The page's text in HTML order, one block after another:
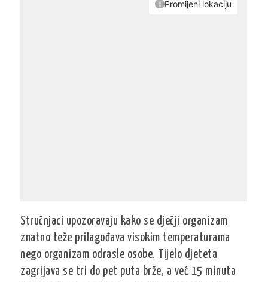
Stručnjaci upozoravaju kako se dječji organizam
znatno teže prilagođava visokim temperaturama
nego organizam odrasle osobe. Tijelo djeteta
zagrijava se tri do pet puta brže, a već 15 minuta